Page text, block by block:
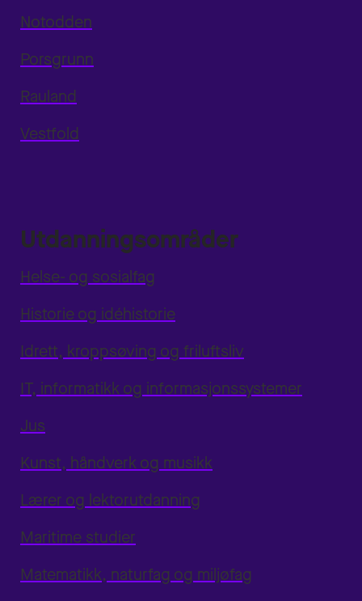
Notodden
Porsgrunn
Rauland
Vestfold
Utdanningsområder
Helse- og sosialfag
Historie og idéhistorie
Idrett, kroppsøving og friluftsliv
IT, informatikk og informasjonssystemer
Jus
Kunst, håndverk og musikk
Lærer og lektorutdanning
Maritime studier
Matematikk, naturfag og miljøfag